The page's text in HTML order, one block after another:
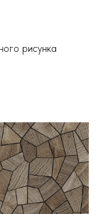
рисунка